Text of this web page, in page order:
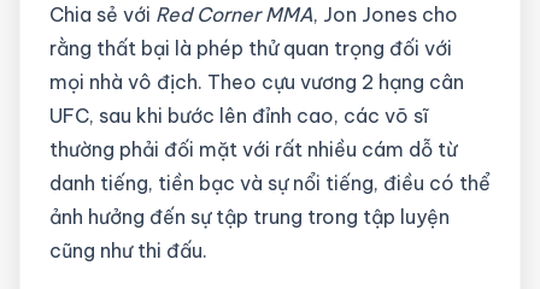
Chia sẻ với Red Corner MMA, Jon Jones cho
rằng thất bại là phép thử quan trọng đối với
mọi nhà vô địch. Theo cựu vương 2 hạng cân
UFC, sau khi bước lên đỉnh cao, các võ sĩ
thường phải đối mặt với rất nhiều cám dỗ từ
danh tiếng, tiền bạc và sự nổi tiếng, điều có thể
ảnh hưởng đến sự tập trung trong tập luyện
cũng như thi đấu.